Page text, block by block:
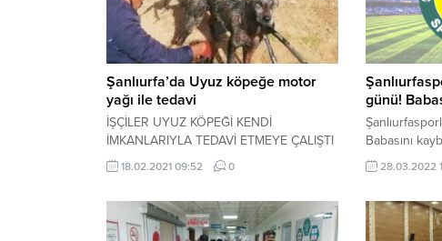
Şanlıurfa’da Uyuz köpeğe motor
yağı ile tedavi
İŞÇİLER UYUZ KÖPEĞİ KENDİ
İMKANLARIYLA TEDAVİ ETMEYE ÇALIŞTI
18.02.2021 09:52 0
günü!
Babasını
28.03.2022